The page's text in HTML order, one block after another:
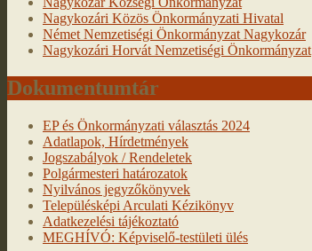
Nagykozári Közös Önkormányzati Hivatal
Német Nemzetiségi Önkormányzat Nagykozár
Nagykozári Horvát Nemzetiségi Önkormányzat
Dokumentumtár
EP és Önkormányzati választás 2024
Adatlapok, Hírdetmények
Jogszabályok / Rendeletek
Polgármesteri határozatok
Nyilvános jegyzőkönyvek
Településképi Arculati Kézikönyv
Adatkezelési tájékoztató
MEGHÍVÓ: Képviselő-testületi ülés